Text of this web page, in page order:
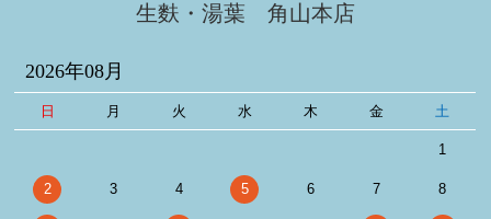
生麩・湯葉 角山本店
2026年08月
日 月 火 水 木 金 土
1
2 3 4 5 6 7 8